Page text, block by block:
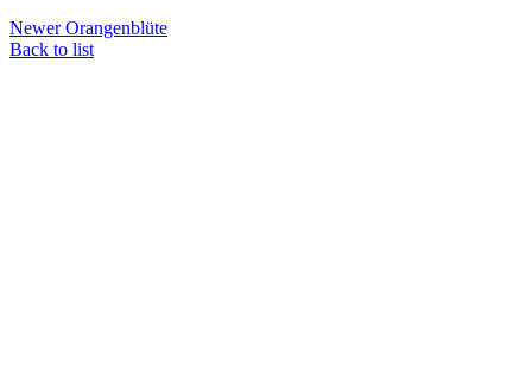
Newer Orangenblüte
Back to list